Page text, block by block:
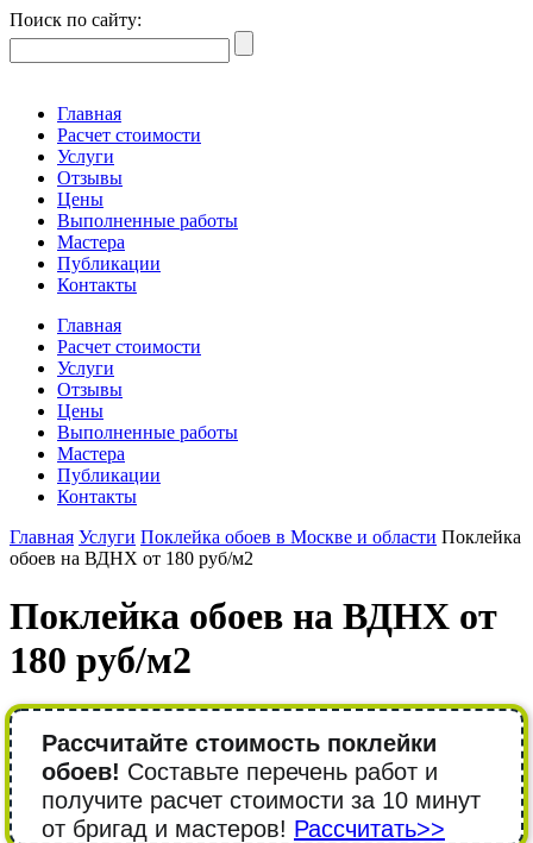
Поиск по сайту:
Главная
Расчет стоимости
Услуги
Отзывы
Цены
Выполненные работы
Мастера
Публикации
Контакты
Главная
Расчет стоимости
Услуги
Отзывы
Цены
Выполненные работы
Мастера
Публикации
Контакты
Главная Услуги Поклейка обоев в Москве и области Поклейка
обоев на ВДНХ от 180 руб/м2
Поклейка обоев на ВДНХ от
180 руб/м2
Рассчитайте стоимость поклейки
обоев! Составьте перечень работ и
получите расчет стоимости за 10 минут
от бригад и мастеров! Рассчитать>>